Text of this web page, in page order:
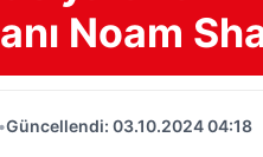
Noam
•Güncellendi: 03.10.2024 04:18